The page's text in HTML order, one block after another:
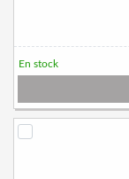
En stock